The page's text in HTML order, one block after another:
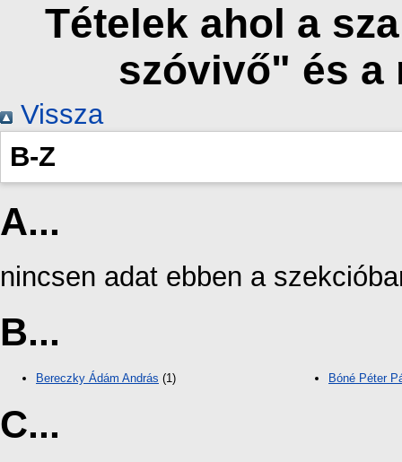
Tételek ahol a
szóvivő" és a
Vissza
B-Z
A...
nincsen adat ebben a
B...
Bereczky Ádám András (1) Bóné Péter
C...